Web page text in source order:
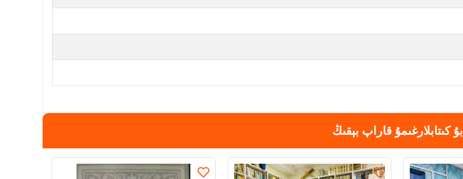
بۇ كىتابلارغىمۇ قاراپ بېقىڭ